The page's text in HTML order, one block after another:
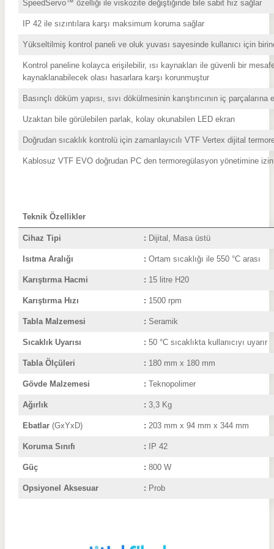
SpeedServo™ özelliği ile viskozite değiştiğinde bile sabit hız sağlar
IP 42 ile sızıntılara karşı maksimum koruma sağlar
Yükseltilmiş kontrol paneli ve oluk yuvası sayesinde kullanıcı için
Kontrol paneline kolayca erişilebilir, ısı kaynakları ile güvenli bir
kaynaklanabilecek olası hasarlara karşı korunmuştur
Basınçlı döküm yapısı, sıvı dökülmesinin karıştırıcının iç
Uzaktan bile görülebilen parlak, kolay okunabilen LED ekran
Doğrudan sıcaklık kontrolü için zamanlayıcılı VTF Vertex dijital
Kablosuz VTF EVO doğrudan PC den termoregülasyon yönetimine
Teknik Özellikler
Cihaz Tipi : Dijital,
Isıtma Aralığı : Ortam sıcaklığı ile 550 °C arası
Karıştırma Hacmi : 15 litre H20
Karıştırma Hızı : 1500 rpm
Tabla Malzemesi : Seramik
Sıcaklık Uyarısı : 50 °C sıcaklıkta kullanıcıyı uyarır
Tabla Ölçüleri : 180 mm x 180 mm
Gövde Malzemesi : Teknopolimer
Ağırlık : 3,3 Kg
Ebatlar (GxYxD) : 203 mm x 94 mm x 344 mm
Koruma Sınıfı : IP 42
Güç : 800 W
Opsiyonel Aksesuar : Prob